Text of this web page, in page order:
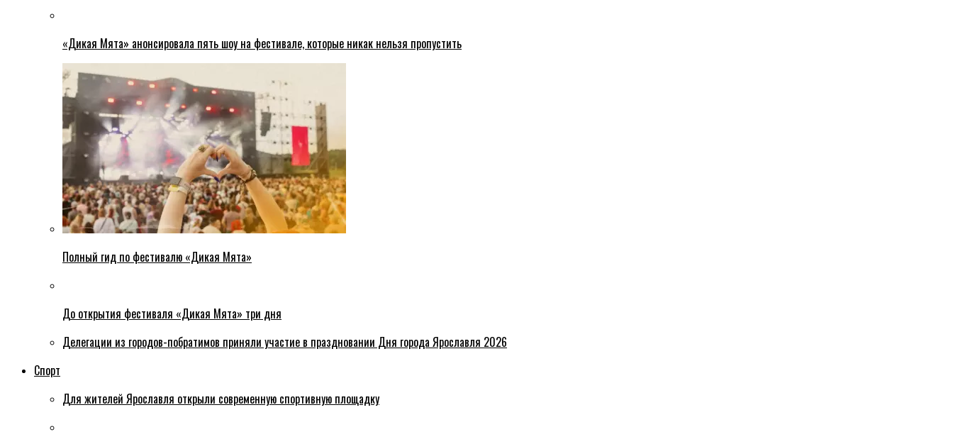
«Дикая Мята» анонсировала пять шоу на фестивале, которые никак нельзя пропустить
Полный гид по фестивалю «Дикая Мята»
До открытия фестиваля «Дикая Мята» три дня
Делегации из городов-побратимов приняли участие в праздновании Дня города Ярославля 2026
Спорт
Для жителей Ярославля открыли современную спортивную площадку